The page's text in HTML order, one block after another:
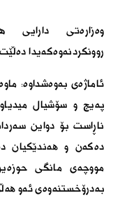
وەزارەتی
روونکردنەوەکەیدا
ئاماژەی بەوەشداوە:
پەیج و سۆشیال
ناڕاست بۆ دواین
دەکەن و ھەندێکیان
مووچەی مانگی
بەدرۆخستنەوەی ئەو